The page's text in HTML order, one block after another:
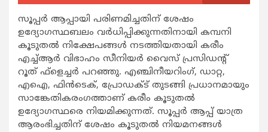
സൂപ്പര്‍ ആപ്പായി പരിണമിച്ചതിന് ശേഷം
ഉദ്യോഗസ്ഥബലം വര്‍ധിപ്പിക്കുന്നതിനായി കമ്പനി
കൂടുതല്‍ നിക്ഷേപങ്ങള്‍ നടത്തിയതായി കരീം
എച്ച്ആര്‍ വിഭാഹം സീനിയര്‍ വൈസ് പ്രസിഡന്റ്
റൂത് ഫ്‌ളെച്ചര്‍ പറഞ്ഞു. എഞ്ചിനീയറിംഗ്, ഡാറ്റ,
എഐ, ഫിന്‍ടെക്, പ്രോഡക്ട് തുടങ്ങി പ്രധാനമായും
സാങ്കേതികരംഗത്താണ് കരീം കൂടുതല്‍
ഉദ്യോഗസ്ഥരെ നിയമിക്കുന്നത്. സൂപ്പര്‍ ആപ്പ് യാത്ര
ആരംഭിച്ചതിന് ശേഷം കൂടുതല്‍ നിയമനങ്ങള്‍